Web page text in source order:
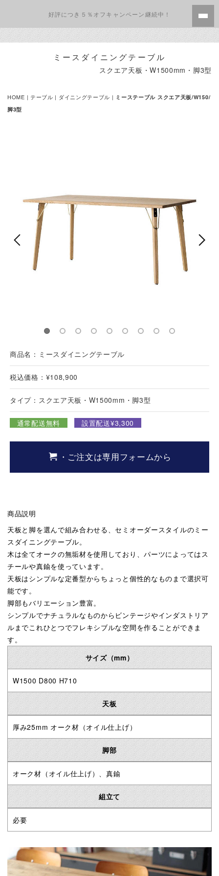
好評につき５％オフキャンペーン継続中！
ミースダイニングテーブル
スクエア天板・W1500mm・脚3型
HOME | テーブル | ダイニングテーブル | ミーステーブル スクエア天板/W150/
脚3型
商品名：ミースダイニングテーブル
税込価格：¥108,900
タイプ：スクエア天板・W1500mm・脚3型
通常配送無料 設置配送¥3,300
・ご注文は専用フォームから
商品説明
天板と脚を選んで組み合わせる、セミオーダースタイルのミー
スダイニングテーブル。
木は全てオークの無垢材を使用しており、パーツによってはス
チールや真鍮を使っています。
天板はシンプルな定番型からちょっと個性的なものまで選択可
能です。
脚部もバリエーション豊富。
シンプルでナチュラルなものからビンテージやインダストリア
ルまでこれひとつでフレキシブルな空間を作ることができま
す。
サイズ（mm）
W1500 D800 H710
天板
厚み25mm オーク材（オイル仕上げ）
脚部
オーク材（オイル仕上げ）、真鍮
組立て
必要